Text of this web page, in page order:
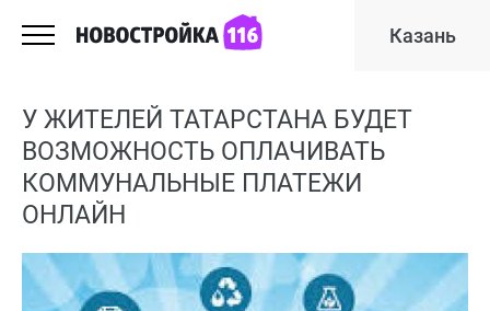
Казань
У ЖИТЕЛЕЙ ТАТАРСТАНА БУДЕТ
ВОЗМОЖНОСТЬ ОПЛАЧИВАТЬ
КОММУНАЛЬНЫЕ ПЛАТЕЖИ
ОНЛАЙН